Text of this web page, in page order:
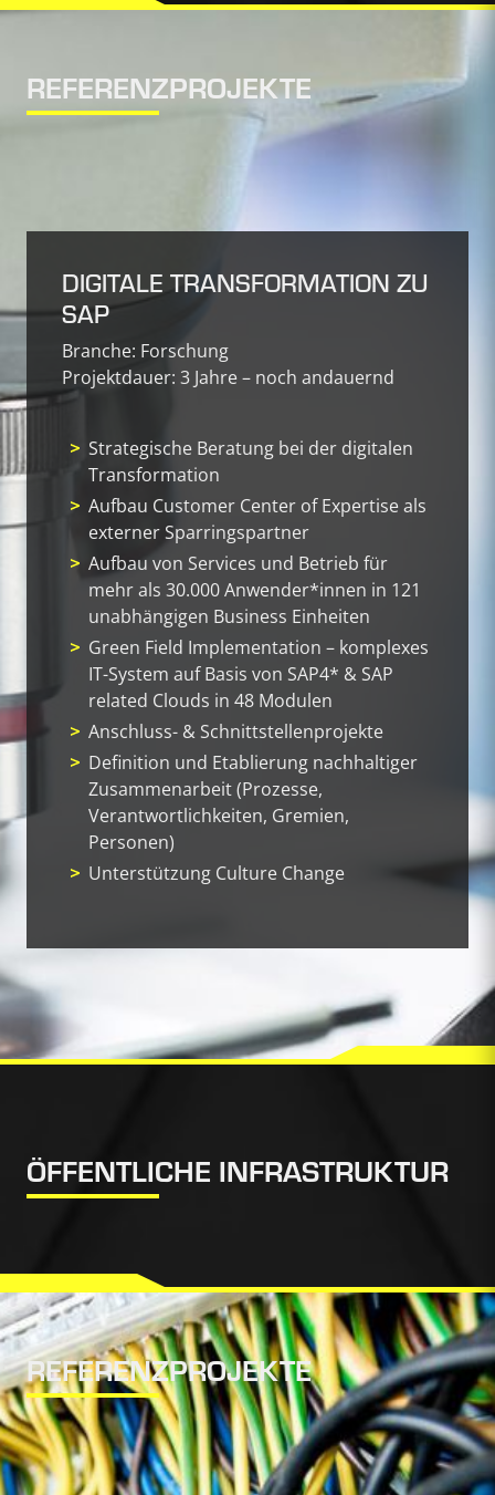
REFERENZPROJEKTE
DIGITALE TRANSFORMATION ZU
SAP
Branche: Forschung
Projektdauer: 3 Jahre – noch andauernd
Strategische Beratung bei der digitalen
Transformation
Aufbau Customer Center of Expertise als
externer Sparringspartner
Aufbau von Services und Betrieb für
mehr als 30.000 Anwender*innen in 121
unabhängigen Business Einheiten
Green Field Implementation – komplexes
IT-System auf Basis von SAP4* & SAP
related Clouds in 48 Modulen
Anschluss- & Schnittstellenprojekte
Definition und Etablierung nachhaltiger
Zusammenarbeit (Prozesse,
Verantwortlichkeiten, Gremien,
Personen)
Unterstützung Culture Change
ÖFFENTLICHE INFRASTRUKTUR
REFERENZPROJEKTE